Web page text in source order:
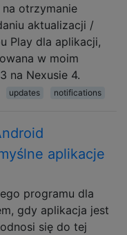
otrzymanie
aktualizacji /
Play dla aplikacji,
w moim
na Nexusie 4.
updates notifications
aplikacje
programu dla
gdy aplikacja jest
się do tej